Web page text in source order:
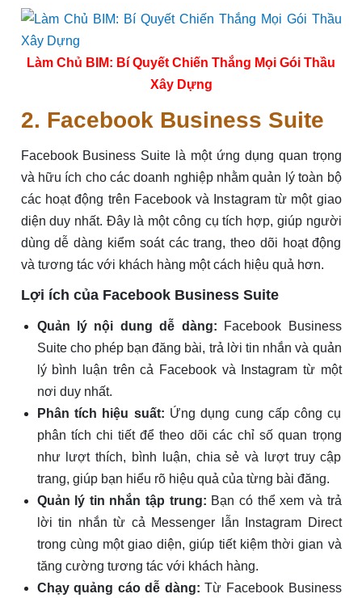
Làm Chủ BIM: Bí Quyết Chiến Thắng Mọi Gói Thầu
Xây Dựng
2. Facebook Business Suite
Facebook Business Suite là một ứng dụng quan trọng
và hữu ích cho các doanh nghiệp nhằm quản lý toàn bộ
các hoạt động trên Facebook và Instagram từ một giao
diện duy nhất. Đây là một công cụ tích hợp, giúp người
dùng dễ dàng kiểm soát các trang, theo dõi hoạt động
và tương tác với khách hàng một cách hiệu quả hơn.
Lợi ích của Facebook Business Suite
Quản lý nội dung dễ dàng: Facebook Business
Suite cho phép bạn đăng bài, trả lời tin nhắn và quản
lý bình luận trên cả Facebook và Instagram từ một
nơi duy nhất.
Phân tích hiệu suất: Ứng dụng cung cấp công cụ
phân tích chi tiết để theo dõi các chỉ số quan trọng
như lượt thích, bình luận, chia sẻ và lượt truy cập
trang, giúp bạn hiểu rõ hiệu quả của từng bài đăng.
Quản lý tin nhắn tập trung: Bạn có thể xem và trả
lời tin nhắn từ cả Messenger lẫn Instagram Direct
trong cùng một giao diện, giúp tiết kiệm thời gian và
tăng cường tương tác với khách hàng.
Chạy quảng cáo dễ dàng: Từ Facebook Business